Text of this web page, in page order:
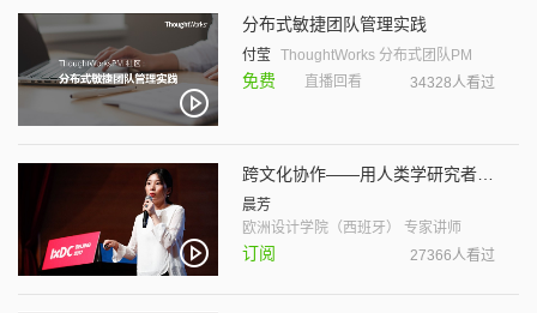
分布式敏捷团队管理实践
付莹 Thought​W​orks 分布式团队PM
免费 直播回看 34328人看过
跨文化协作——用人类学研究者的心态沟通
晨芳
欧洲设计学院（西班牙） 专家讲师
订阅 27366人看过